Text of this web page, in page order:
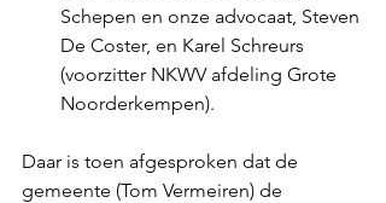
Schepen en onze advocaat, Steven
De Coster, en Karel Schreurs
(voorzitter NKWV afdeling Grote
Noorderkempen).
Daar is toen afgesproken dat de
gemeente (Tom Vermeiren) de